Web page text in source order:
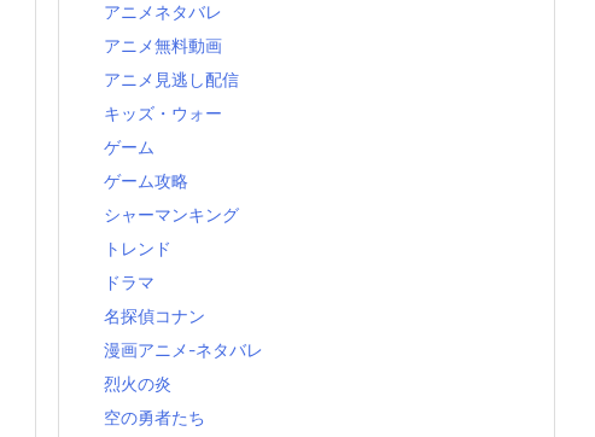
アニメネタバレ
アニメ無料動画
アニメ見逃し配信
キッズ・ウォー
ゲーム
ゲーム攻略
シャーマンキング
トレンド
ドラマ
名探偵コナン
漫画アニメ-ネタバレ
烈火の炎
空の勇者たち